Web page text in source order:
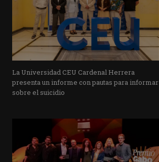
La Universidad CEU Cardenal Herrera
presenta un informe con pautas para informar
sobre el suicidio